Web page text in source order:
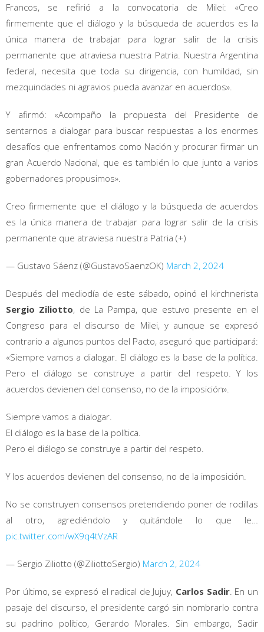
Francos, se refirió a la convocatoria de Milei: «Creo
firmemente que el diálogo y la búsqueda de acuerdos es la
única manera de trabajar para lograr salir de la crisis
permanente que atraviesa nuestra Patria. Nuestra Argentina
federal, necesita que toda su dirigencia, con humildad, sin
mezquindades ni agravios pueda avanzar en acuerdos».
Y afirmó: «Acompaño la propuesta del Presidente de
sentarnos a dialogar para buscar respuestas a los enormes
desafíos que enfrentamos como Nación y procurar firmar un
gran Acuerdo Nacional, que es también lo que junto a varios
gobernadores propusimos».
Creo firmemente que el diálogo y la búsqueda de acuerdos
es la única manera de trabajar para lograr salir de la crisis
permanente que atraviesa nuestra Patria (+)
— Gustavo Sáenz (@GustavoSaenzOK) March 2, 2024
Después del mediodía de este sábado, opinó el kirchnerista
Sergio Ziliotto, de La Pampa, que estuvo presente en el
Congreso para el discurso de Milei, y aunque se expresó
contrario a algunos puntos del Pacto, aseguró que participará:
«Siempre vamos a dialogar. El diálogo es la base de la política.
Pero el diálogo se construye a partir del respeto. Y los
acuerdos devienen del consenso, no de la imposición».
Siempre vamos a dialogar.
El diálogo es la base de la política.
Pero el diálogo se construye a partir del respeto.
Y los acuerdos devienen del consenso, no de la imposición.
No se construyen consensos pretendiendo poner de rodillas
al otro, agrediéndolo y quitándole lo que le…
pic.twitter.com/wX9q4tVzAR
— Sergio Ziliotto (@ZiliottoSergio) March 2, 2024
Por último, se expresó el radical de Jujuy, Carlos Sadir. En un
pasaje del discurso, el presidente cargó sin nombrarlo contra
su padrino político, Gerardo Morales. Sin embargo, Sadir